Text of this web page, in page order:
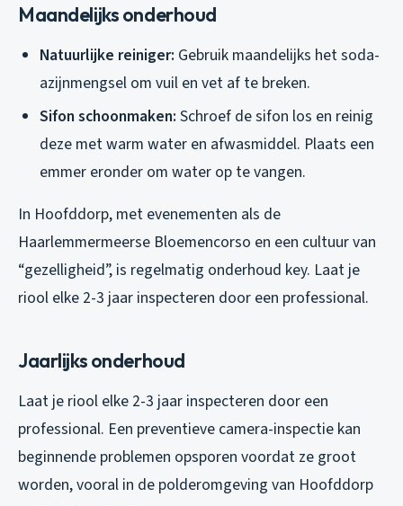
Maandelijks onderhoud
Natuurlijke reiniger: Gebruik maandelijks het soda-
azijnmengsel om vuil en vet af te breken.
Sifon schoonmaken: Schroef de sifon los en reinig
deze met warm water en afwasmiddel. Plaats een
emmer eronder om water op te vangen.
In Hoofddorp, met evenementen als de
Haarlemmermeerse Bloemencorso en een cultuur van
“gezelligheid”, is regelmatig onderhoud key. Laat je
riool elke 2-3 jaar inspecteren door een professional.
Jaarlijks onderhoud
Laat je riool elke 2-3 jaar inspecteren door een
professional. Een preventieve camera-inspectie kan
beginnende problemen opsporen voordat ze groot
worden, vooral in de polderomgeving van Hoofddorp